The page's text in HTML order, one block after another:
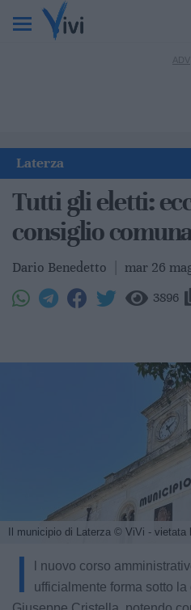
Laterza
Tutti gli eletti:
consiglio
Dario Benedetto mar 26
3896
Il municipio di Laterza © ViVi - vietata
I
l nuovo corso
ufficialmente forma sotto